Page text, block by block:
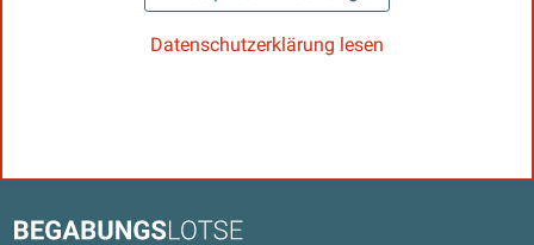
Datenschutzerklärung lesen
Begabungslotse